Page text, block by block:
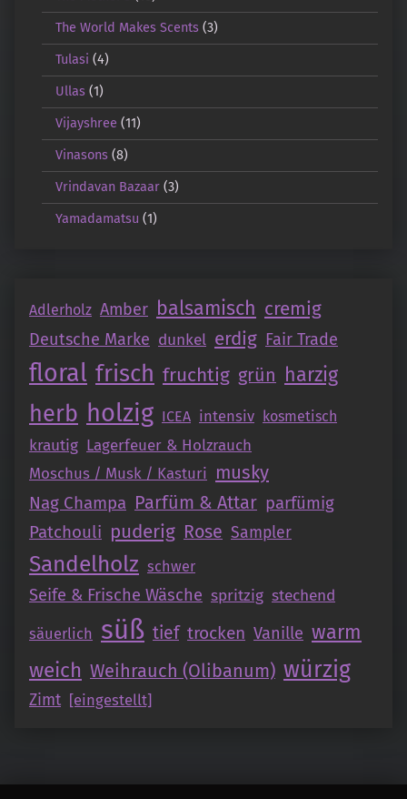
The World Makes Scents(3)
Tulasi (4)
Ullas(1)
Vijayshree (11)
Vinasons(8)
Vrindavan Bazaar(3)
Yamadamatsu (1)
Adlerholz Amber balsamisch cremig
Deutsche Marke dunkel erdig Fair Trade
floral frisch fruchtig grün harzig
herb holzig ICEA intensiv kosmetisch
krautig Lagerfeuer & Holzrauch
Moschus / Musk / Kasturi musky
Nag Champa Parfüm & Attar parfümig
Patchouli puderig Rose Sampler
Sandelholz schwer
Seife & Frische Wäsche spritzig stechend
säuerlich süß tief trocken Vanille warm
weich Weihrauch (Olibanum) würzig
Zimt [eingestellt]